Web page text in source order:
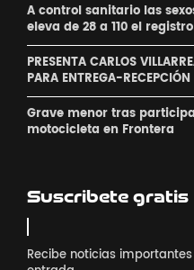
A control sanitario las
eleva de 28 a 110 el registro
PRESENTA CARLOS
PARA ENTREGA-RECEPCIÓN
Grave menor tras
motocicleta en Frontera
Suscribete gratis
Recibe noticias